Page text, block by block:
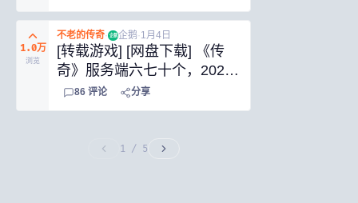
最新整理Win系
一键服务端+教
程
1.0万
浏览
不老的传奇· 企鹅 企鹅·1月4日
[转载游戏] [网盘下载] 《传
奇》服务端六七十个，2022
和2023的版本，慢慢玩~~~
86 评论 分享
1 / 5